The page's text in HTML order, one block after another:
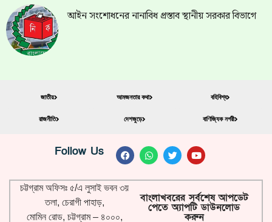
আইন সংশোধনের নানাবিধ প্রস্তাব স্থানীয় সরকার বিভাগে
জাতীয়
রাজনীতি
আমজনতার কথা
দেশজুড়ে
বহিবিশ্ব
বাণিজ্যিক নগরী
Follow Us
চট্টগ্রাম অফিসঃ ৫/এ লুসাই ভবন ৩য়
তলা, চেরাগী পাহাড়,
মোমিন রোড, চট্টগ্রাম – ৪০০০,
বাংলাখবরের সর্বশেষ আপডেট
পেতে অ্যাপটি ডাউনলোড
করুন